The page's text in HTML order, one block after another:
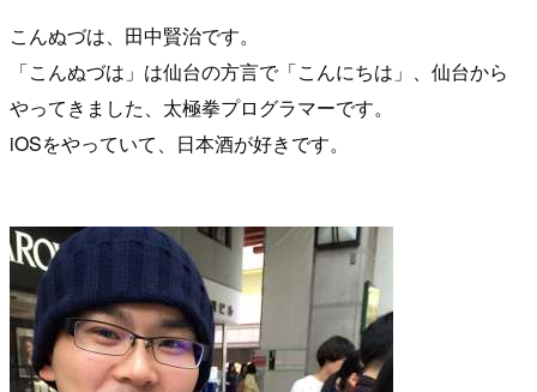
こんぬづは、田中賢治です。
「こんぬづは」は仙台の方言で「こんにちは」、仙台から
やってきました、太極拳プログラマーです。
iOSをやっていて、日本酒が好きです。